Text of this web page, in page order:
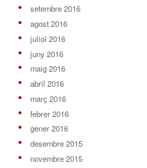
setembre 2016
agost 2016
juliol 2016
juny 2016
maig 2016
abril 2016
març 2016
febrer 2016
gener 2016
desembre 2015
novembre 2015